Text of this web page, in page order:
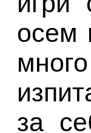
осем
за